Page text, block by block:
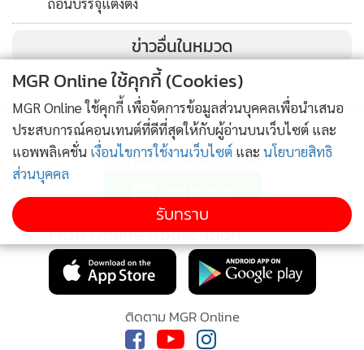
หลังแล้วเสร็จจะเป็นสถานที่สำคัญ แลนด์มาร์กแห่งใหม่ของ
จ.นครพนม ส่งเสริมสนับสนุนการท่องเที่ยวเชิงธรรมะ รวมถึงใช้
เป็นสถานที่ปฏิบัติธรรมอีกแห่งของ จ.นครพนม และในปีนี้มี
ประชาชน นักท่องเที่ยว ผู้มีจิตศรัทธามาร่วมทำบุญจำนวนมาก
ได้ปัจจัยทำบุญมากกว่า 15 ล้านบาท ส่วนปีที่ผ่านมาได้ปัจจัย
มากกว่า 13 ล้านบาท
ข่าวอื่นในหมวด
ติดตามข่าวสารผ่านทาง LINE
MGR Online Application
ติดตาม MGR Online
MGR Online ใช้คุกกี้ (Cookies)
MGR Online ใช้คุกกี้ เพื่อจัดการข้อมูลส่วนบุคคลเพื่อนำเสนอ
ประสบการณ์คอนเทนต์ที่ดีที่สุดให้กับผู้อ่านบนเว็บไซต์ และ
แอพพลิเคชั่น เงื่อนไขการใช้งานเว็บไซต์ และ นโยบายสิทธิ
ส่วนบุคคล
รับทราบ